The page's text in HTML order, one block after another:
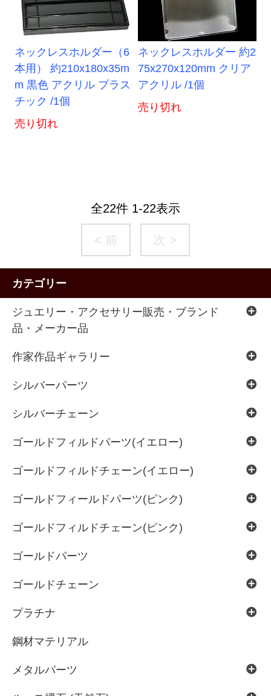
ネックレスホルダー（6
本用） 約210x180x35m
m 黒色 アクリル プラス
チック /1個
売り切れ
ネックレスホルダー 約2
75x270x120mm クリア
アクリル /1個
売り切れ
全22件 1-22表示
< 前 次 >
カテゴリー
ジュエリー・アクセサリー販売・ブランド
品・メーカー品
作家作品ギャラリー
シルバーパーツ
シルバーチェーン
ゴールドフィルドパーツ(イエロー)
ゴールドフィルドチェーン(イエロー)
ゴールドフィールドパーツ(ピンク)
ゴールドフィルドチェーン(ピンク)
ゴールドパーツ
ゴールドチェーン
プラチナ
鋼材マテリアル
メタルパーツ